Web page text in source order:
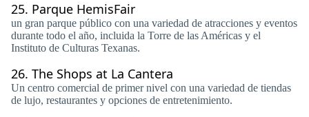
25. Parque HemisFair
un gran parque público con una variedad de atracciones y eventos
durante todo el año, incluida la Torre de las Américas y el
Instituto de Culturas Texanas.
26. The Shops at La Cantera
Un centro comercial de primer nivel con una variedad de tiendas
de lujo, restaurantes y opciones de entretenimiento.